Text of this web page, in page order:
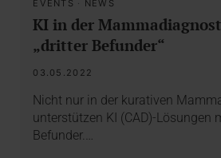
EVENTS · NEWS
KI in der
„dritter Befunder“
03.05.2022
Nicht nur in der kurativen
unterstützen KI (CAD)-Lösungen
Befunder.…